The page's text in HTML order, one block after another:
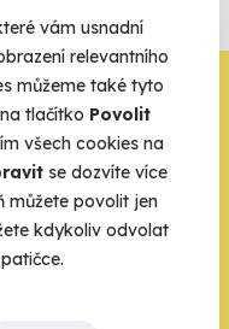
vám usnadní
relevantního
můžeme také tyto
tlačítko Povolit
všech cookies na
se dozvíte více
můžete povolit jen
kdykoliv odvolat
my
se žije naplno. Pojďte